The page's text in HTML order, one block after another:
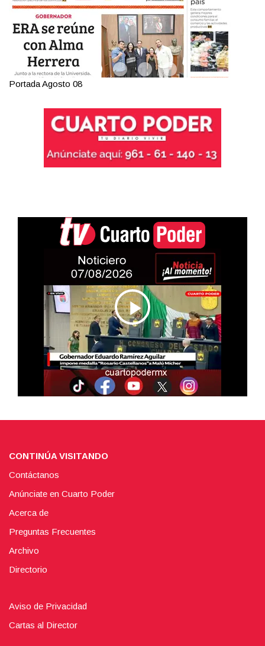
Portada Agosto 07
CONTINÚA VISITANDO
Contáctanos
Anúnciate en Cuarto Poder
Acerca de
Preguntas Frecuentes
Archivo
Directorio
Aviso de Privacidad
Cartas al Director